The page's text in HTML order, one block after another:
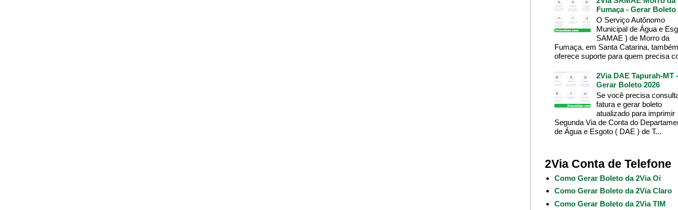
Fumaça - Gerar Boleto
O Serviço Autônomo
Municipal de Água e
SAMAE ) de Morro da
Fumaça, em Santa Catarina, também
oferece suporte para quem precisa
2Via DAE Tapurah-MT -
Gerar Boleto 2026
Se você precisa
fatura e gerar boleto
atualizado para imprimir
Segunda Via de Conta do
de Água e Esgoto ( DAE ) de T...
2Via Conta de Telefone
Como Gerar Boleto da 2Via Oi
Como Gerar Boleto da 2Via Claro
Como Gerar Boleto da 2Via TIM